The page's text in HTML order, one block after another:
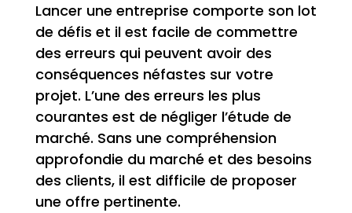
Lancer une entreprise comporte son lot
de défis et il est facile de commettre
des erreurs qui peuvent avoir des
conséquences néfastes sur votre
projet. L’une des erreurs les plus
courantes est de négliger l’étude de
marché. Sans une compréhension
approfondie du marché et des besoins
des clients, il est difficile de proposer
une offre pertinente.